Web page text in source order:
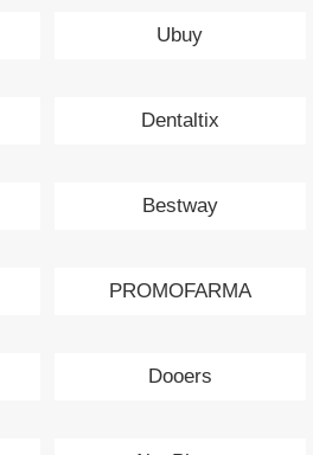
Ubuy
Dentaltix
Bestway
PROMOFARMA
Dooers